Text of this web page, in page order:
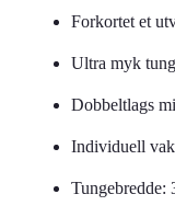
Forkortet et
Ultra myk
Dobbeltlags
Individuell
Tungebredde: